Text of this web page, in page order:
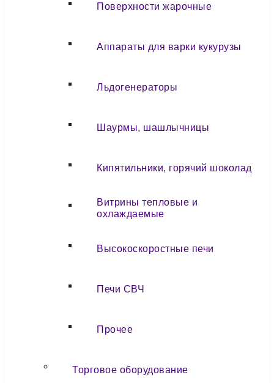
Поверхности жарочные
Аппараты для варки кукурузы
Льдогенераторы
Шаурмы, шашлычницы
Кипятильники, горячий шоколад
Витрины тепловые и
охлаждаемые
Высокоскоростные печи
Печи СВЧ
Прочее
Торговое оборудование